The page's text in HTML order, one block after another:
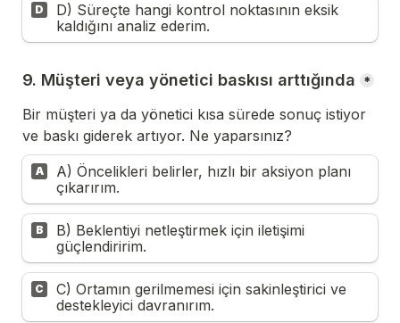
D
D) Süreçte hangi kontrol noktasının eksik
kaldığını analiz ederim.
9. Müşteri veya yönetici baskısı arttığında *
Bir müşteri ya da yönetici kısa sürede sonuç istiyor
ve baskı giderek artıyor. Ne yaparsınız?
A
A) Öncelikleri belirler, hızlı bir aksiyon planı
çıkarırım.
B
B) Beklentiyi netleştirmek için iletişimi
güçlendiririm.
C
C) Ortamın gerilmemesi için sakinleştirici ve
destekleyici davranırım.